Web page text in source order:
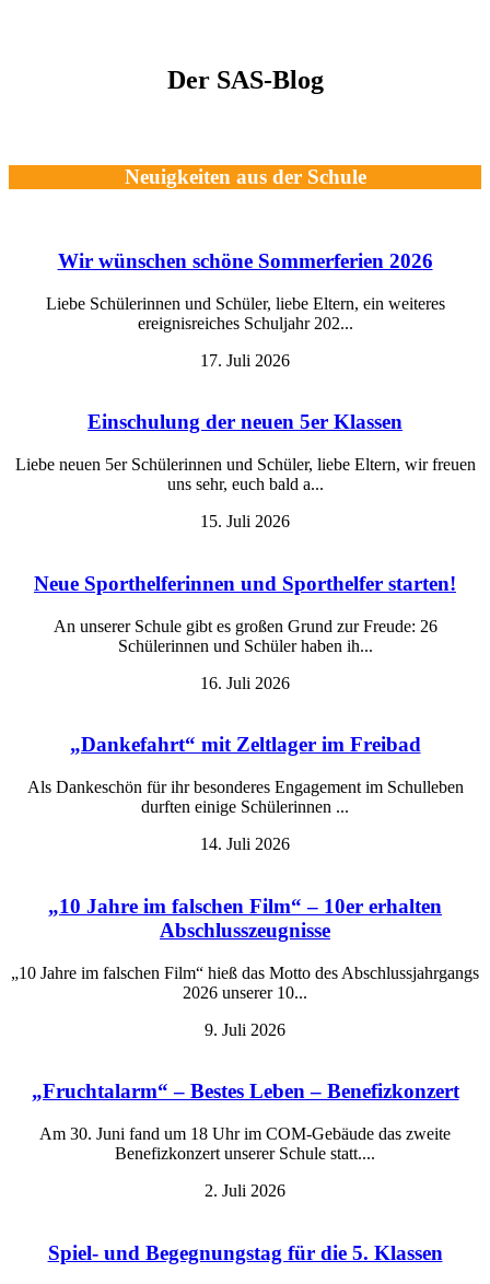
Der SAS-Blog
Neuigkeiten aus der Schule
Wir wünschen schöne Sommerferien 2026
Liebe Schülerinnen und Schüler, liebe Eltern, ein weiteres
ereignisreiches Schuljahr 202...
17. Juli 2026
Einschulung der neuen 5er Klassen
Liebe neuen 5er Schülerinnen und Schüler, liebe Eltern, wir freuen
uns sehr, euch bald a...
15. Juli 2026
Neue Sporthelferinnen und Sporthelfer starten!
An unserer Schule gibt es großen Grund zur Freude: 26
Schülerinnen und Schüler haben ih...
16. Juli 2026
„Dankefahrt“ mit Zeltlager im Freibad
Als Dankeschön für ihr besonderes Engagement im Schulleben
durften einige Schülerinnen ...
14. Juli 2026
„10 Jahre im falschen Film“ – 10er erhalten
Abschlusszeugnisse
„10 Jahre im falschen Film“ hieß das Motto des Abschlussjahrgangs
2026 unserer 10...
9. Juli 2026
„Fruchtalarm“ – Bestes Leben – Benefizkonzert
Am 30. Juni fand um 18 Uhr im COM-Gebäude das zweite
Benefizkonzert unserer Schule statt....
2. Juli 2026
Spiel- und Begegnungstag für die 5. Klassen